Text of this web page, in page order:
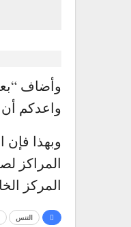
وأضاف
واعدكم أن
وبهذا فإن
المراكز
المركز
التنس